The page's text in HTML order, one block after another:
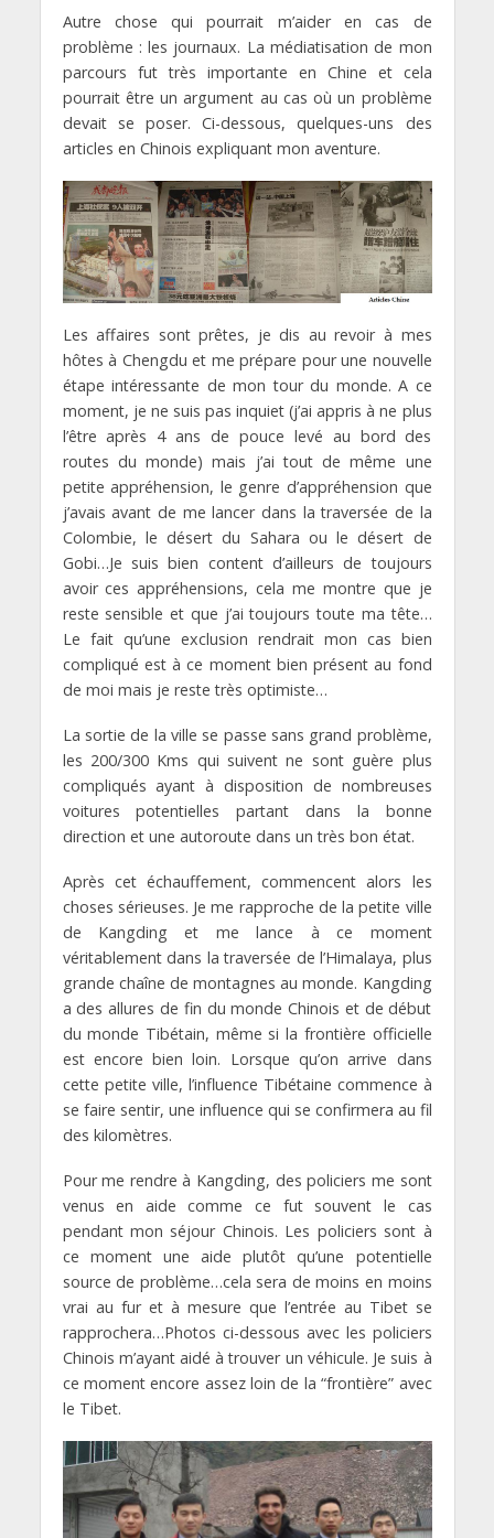
Autre chose qui pourrait m’aider en cas de
problème : les journaux. La médiatisation de mon
parcours fut très importante en Chine et cela
pourrait être un argument au cas où un problème
devait se poser. Ci-dessous, quelques-uns des
articles en Chinois expliquant mon aventure.
Les affaires sont prêtes, je dis au revoir à mes
hôtes à Chengdu et me prépare pour une nouvelle
étape intéressante de mon tour du monde. A ce
moment, je ne suis pas inquiet (j’ai appris à ne plus
l’être après 4 ans de pouce levé au bord des
routes du monde) mais j’ai tout de même une
petite appréhension, le genre d’appréhension que
j’avais avant de me lancer dans la traversée de la
Colombie, le désert du Sahara ou le désert de
Gobi…Je suis bien content d’ailleurs de toujours
avoir ces appréhensions, cela me montre que je
reste sensible et que j’ai toujours toute ma tête…
Le fait qu’une exclusion rendrait mon cas bien
compliqué est à ce moment bien présent au fond
de moi mais je reste très optimiste…
La sortie de la ville se passe sans grand problème,
les 200/300 Kms qui suivent ne sont guère plus
compliqués ayant à disposition de nombreuses
voitures potentielles partant dans la bonne
direction et une autoroute dans un très bon état.
Après cet échauffement, commencent alors les
choses sérieuses. Je me rapproche de la petite ville
de Kangding et me lance à ce moment
véritablement dans la traversée de l’Himalaya, plus
grande chaîne de montagnes au monde. Kangding
a des allures de fin du monde Chinois et de début
du monde Tibétain, même si la frontière officielle
est encore bien loin. Lorsque qu’on arrive dans
cette petite ville, l’influence Tibétaine commence à
se faire sentir, une influence qui se confirmera au fil
des kilomètres.
Pour me rendre à Kangding, des policiers me sont
venus en aide comme ce fut souvent le cas
pendant mon séjour Chinois. Les policiers sont à
ce moment une aide plutôt qu’une potentielle
source de problème…cela sera de moins en moins
vrai au fur et à mesure que l’entrée au Tibet se
rapprochera…Photos ci-dessous avec les policiers
Chinois m’ayant aidé à trouver un véhicule. Je suis à
ce moment encore assez loin de la “frontière” avec
le Tibet.